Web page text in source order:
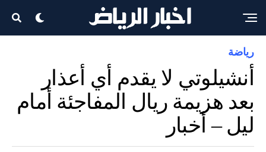
رياضة
أنشيلوتي لا يقدم أي أعذار
بعد هزيمة ريال المفاجئة أمام
ليل – أخبار